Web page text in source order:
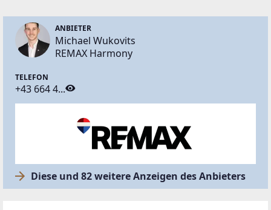
ANBIETER
Michael Wukovits
REMAX Harmony
TELEFON
+43 664 4...
Diese und 82 weitere Anzeigen des Anbieters